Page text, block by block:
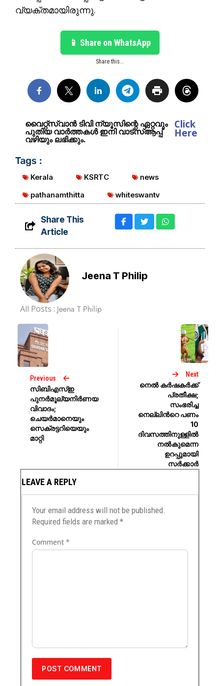
വ്യക്തമായിരുന്നു.
📱 Share on WhatsApp
Share this...
വൈറ്റ്സ്വാൻ ടിവി ന്യൂസിന്റെ ഏറ്റവും
പുതിയ വാർത്തകൾ ഇനി വാട്സ്ആപ്പ്
വഴിയും ലഭിക്കും.
Click
Here
Tags :
Kerala KSRTC
news
pathanamthitta
whiteswantv
Share This
Article
Jeena T Philip
All Posts : Jeena T Philip
Previous
സിബിഎസ്ഇ
പുനർമൂല്യനിർണയ
വിവാദം;
ചെയർമാനെയും
സെക്രട്ടറിയെയും
മാറ്റി
Next
നെൽ കർഷകർക്ക്
പ്രതീക്ഷ;
സംഭരിച്ച
നെല്ലിൻറെ പണം
10
ദിവസത്തിനുള്ളിൽ
നൽകുമെന്ന
ഉറപ്പുമായി
സർക്കാർ
LEAVE A REPLY
Your email address will not be published.
Required fields are marked*
Comment*